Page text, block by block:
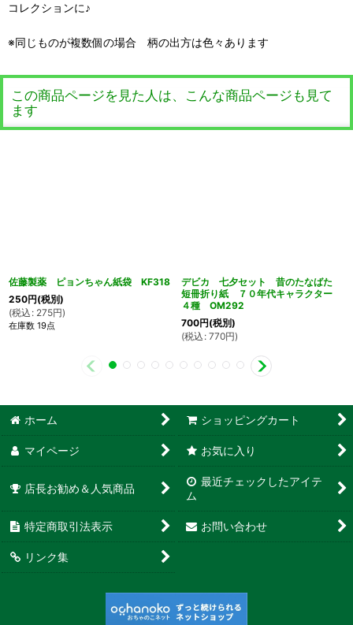
コレクションに♪
※同じものが複数個の場合 柄の出方は色々あります
この商品ページを見た人は、こんな商品ページも見て
ます
佐藤製薬 ピョンちゃん紙袋 KF318
250円(税別)
(税込 : 275円)
在庫数 19点
デビカ 七夕セット 昔のたなばた
短冊折り紙 ７０年代キャラクター
４種 OM292
700円(税別)
(税込 : 770円)
ホーム ショッピングカート
マイページ お気に入り
店長お勧め＆人気商品
最近チェックしたアイテ
ム
特定商取引法表示 お問い合わせ
リンク集